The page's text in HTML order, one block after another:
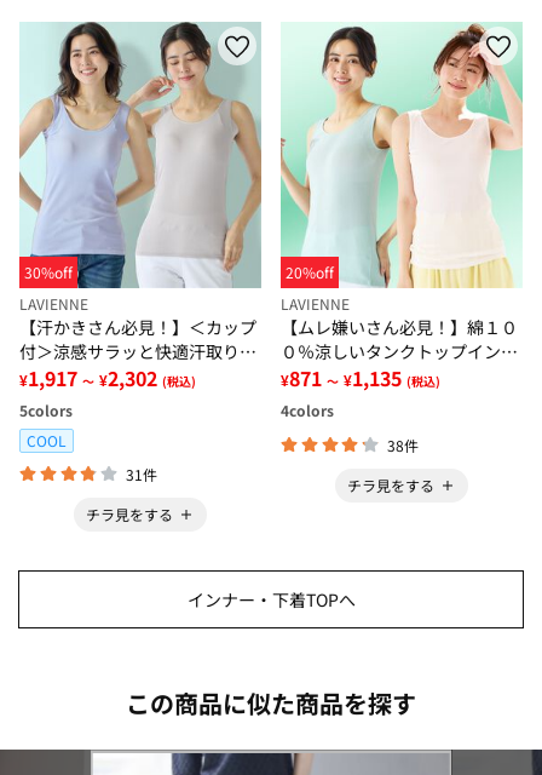
30%off
LAVIENNE
【汗かきさん必見！】＜カップ
付＞涼感サラッと快適汗取りタ
ンクトップインナー＜さらりラ
ボ＞
¥1,917 ～ ¥2,302 (税込)
5colors
COOL
31件
チラ見をする
20%off
LAVIENNE
【ムレ嫌いさん必見！】綿１０
０％涼しいタンクトップインナ
ー＜さらりラボ＞
¥871 ～ ¥1,135 (税込)
4colors
38件
チラ見をする
インナー・下着TOPへ
この商品に似た商品を探す